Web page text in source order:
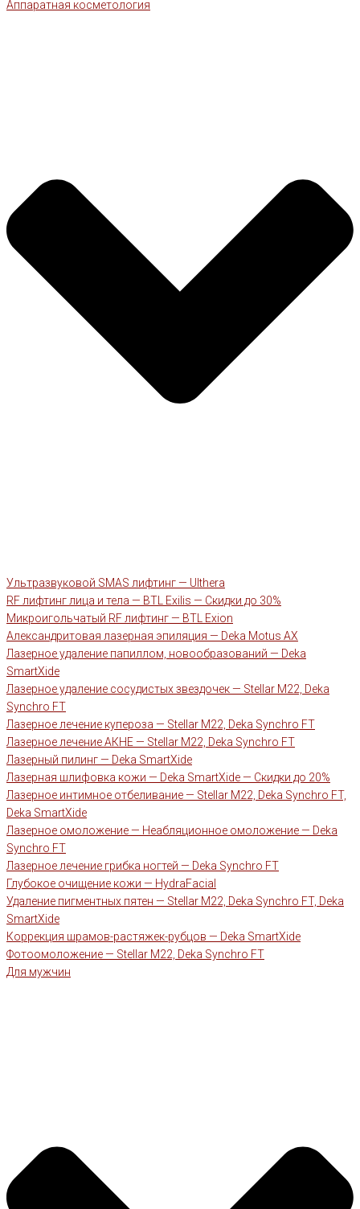
Аппаратная косметология
Ультразвуковой SMAS лифтинг — Ulthera
RF лифтинг лица и тела — BTL Exilis — Скидки до 30%
Микроигольчатый RF лифтинг — BTL Exion
Александритовая лазерная эпиляция — Deka Motus AX
Лазерное удаление папиллом, новообразований — Deka
SmartXide
Лазерное удаление сосудистых звездочек — Stellar M22, Deka
Synchro FT
Лазерное лечение купероза — Stellar M22, Deka Synchro FT
Лазерное лечение АКНЕ — Stellar M22, Deka Synchro FT
Лазерный пилинг — Deka SmartXide
Лазерная шлифовка кожи — Deka SmartXide — Скидки до 20%
Лазерное интимное отбеливание — Stellar M22, Deka Synchro FT,
Deka SmartXide
Лазерное омоложение — Неабляционное омоложение — Deka
Synchro FT
Лазерное лечение грибка ногтей — Deka Synchro FT
Глубокое очищение кожи — HydraFacial
Удаление пигментных пятен — Stellar M22, Deka Synchro FT, Deka
SmartXide
Коррекция шрамов-растяжек-рубцов — Deka SmartXide
Фотоомоложение — Stellar M22, Deka Synchro FT
Для мужчин